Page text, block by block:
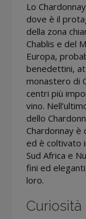
Lo
dove è il
della zona
Chablis e del
Europa,
benedettini,
monastero di
centri più
vino.
dello
Chardonnay
ed è coltivato
Sud Africa e
fini ed
loro.
Curiosità